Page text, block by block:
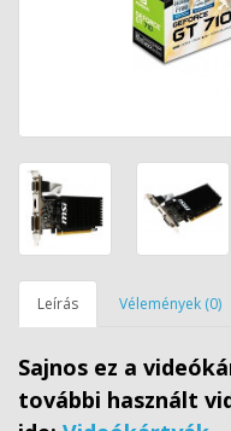
Leírás Vélemények (0)
Sajnos ez a
további használt